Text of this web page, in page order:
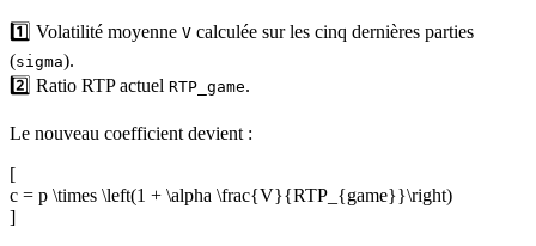
1️⃣ Volatilité moyenne V calculée sur les cinq dernières parties
(sigma).
2️⃣ Ratio RTP actuel RTP_game.
Le nouveau coefficient devient :
[
c = p \times \left(1 + \alpha \frac{V}{RTP_{game}}\right)
]